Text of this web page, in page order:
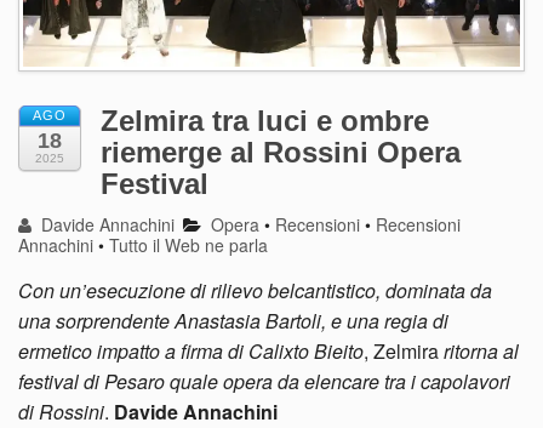
AGO
18
2025
Zelmira tra luci e ombre
riemerge al Rossini Opera
Festival
Davide Annachini Opera • Recensioni • Recensioni
Annachini • Tutto il Web ne parla
Con un’esecuzione di rilievo belcantistico, dominata da
una sorprendente Anastasia Bartoli, e una regia di
ermetico impatto a firma di Calixto Bieito, Zelmiraritorna al
festival di Pesaro quale opera da elencare tra i capolavori
di Rossini. Davide Annachini